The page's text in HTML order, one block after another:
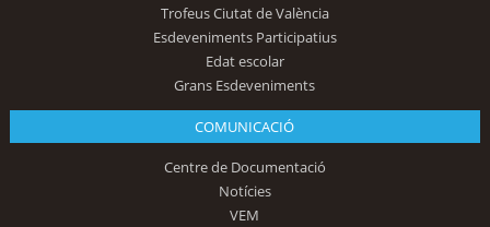
Trofeus Ciutat de València
Esdeveniments Participatius
Edat escolar
Grans Esdeveniments
COMUNICACIÓ
Centre de Documentació
Notícies
VEM